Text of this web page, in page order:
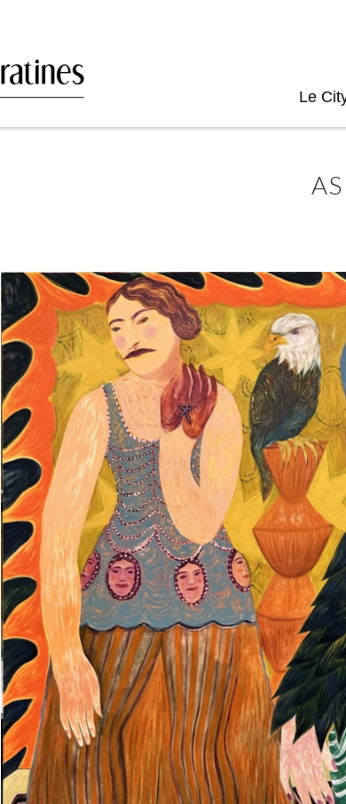
Le